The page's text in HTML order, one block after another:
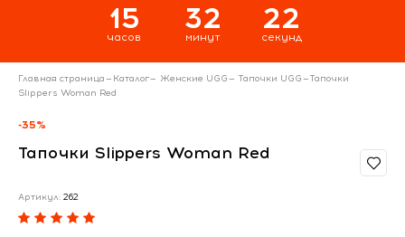
15
часов
32
минут
21
секунд
Главная страница— Каталог— Женские UGG— Тапочки UGG—Тапочки
Slippers Woman Red
-35%
Тапочки Slippers Woman Red
Артикул: 262